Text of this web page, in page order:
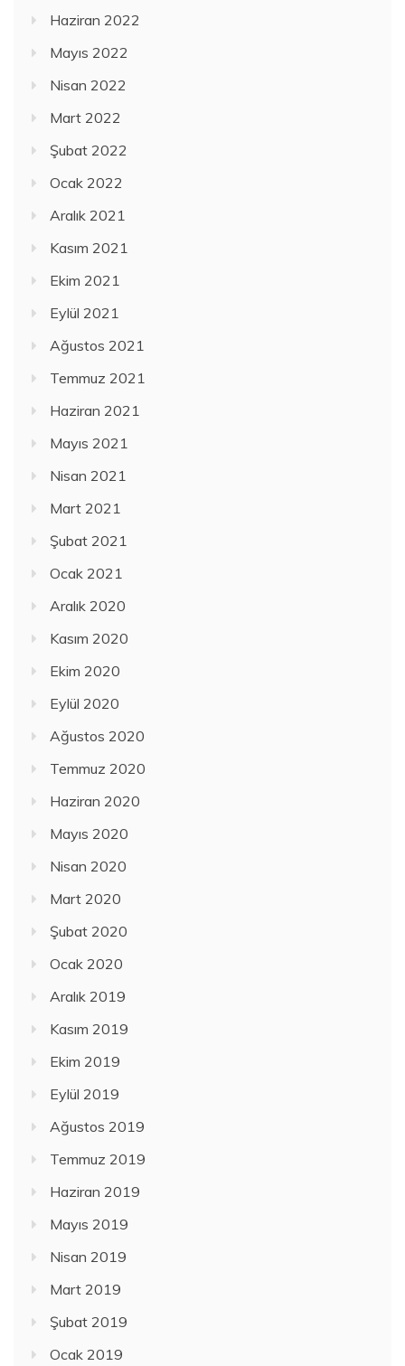
Haziran 2022
Mayıs 2022
Nisan 2022
Mart 2022
Şubat 2022
Ocak 2022
Aralık 2021
Kasım 2021
Ekim 2021
Eylül 2021
Ağustos 2021
Temmuz 2021
Haziran 2021
Mayıs 2021
Nisan 2021
Mart 2021
Şubat 2021
Ocak 2021
Aralık 2020
Kasım 2020
Ekim 2020
Eylül 2020
Ağustos 2020
Temmuz 2020
Haziran 2020
Mayıs 2020
Nisan 2020
Mart 2020
Şubat 2020
Ocak 2020
Aralık 2019
Kasım 2019
Ekim 2019
Eylül 2019
Ağustos 2019
Temmuz 2019
Haziran 2019
Mayıs 2019
Nisan 2019
Mart 2019
Şubat 2019
Ocak 2019